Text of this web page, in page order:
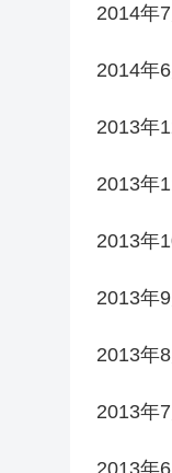
2014年7
2014年6
2013年
2013年
2013年
2013年9
2013年8
2013年7
2013年6